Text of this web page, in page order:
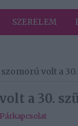
SZERELEM
volt a
a 30.
Párkapcsolat